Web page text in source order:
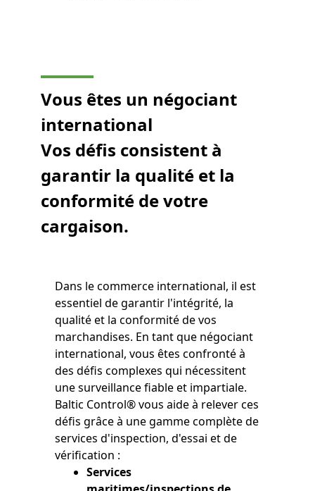
Vous êtes un négociant
international
Vos défis consistent à
garantir la qualité et la
conformité de votre
cargaison.
Dans le commerce international, il est
essentiel de garantir l'intégrité, la
qualité et la conformité de vos
marchandises. En tant que négociant
international, vous êtes confronté à
des défis complexes qui nécessitent
une surveillance fiable et impartiale.
Baltic Control® vous aide à relever ces
défis grâce à une gamme complète de
services d'inspection, d'essai et de
vérification :
Services